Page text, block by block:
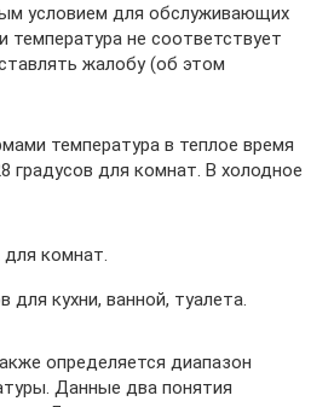
условием для обслуживающих
температура не соответствует
жалобу (об этом
температура в теплое время
градусов для комнат. В холодное
для комнат.
для кухни, ванной, туалета.
определяется диапазон
Данные два понятия